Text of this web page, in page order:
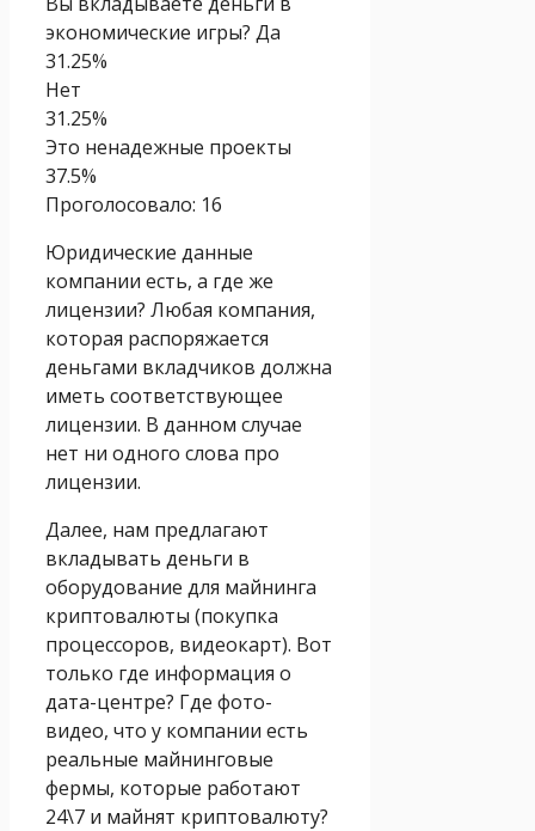
экономические игры? Да
31.25%
Нет
31.25%
Это ненадежные проекты
37.5%
Проголосовало: 16
Юридические данные
компании есть, а где же
лицензии? Любая компания,
которая распоряжается
деньгами вкладчиков должна
иметь соответствующее
лицензии. В данном случае
нет ни одного слова про
лицензии.
Далее, нам предлагают
вкладывать деньги в
оборудование для майнинга
криптовалюты (покупка
процессоров, видеокарт). Вот
только где информация о
дата-центре? Где фото-
видео, что у компании есть
реальные майнинговые
фермы, которые работают
24\7 и майнят криптовалюту?